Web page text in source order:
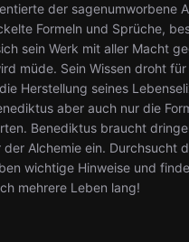
der sagenumworbene
Formeln und Sprüche,
sein Werk mit aller Macht
müde. Sein Wissen droht
Herstellung seines
aber auch nur die
Benediktus braucht
Alchemie ein. Durchsucht
wichtige Hinweise und
mehrere Leben lang!